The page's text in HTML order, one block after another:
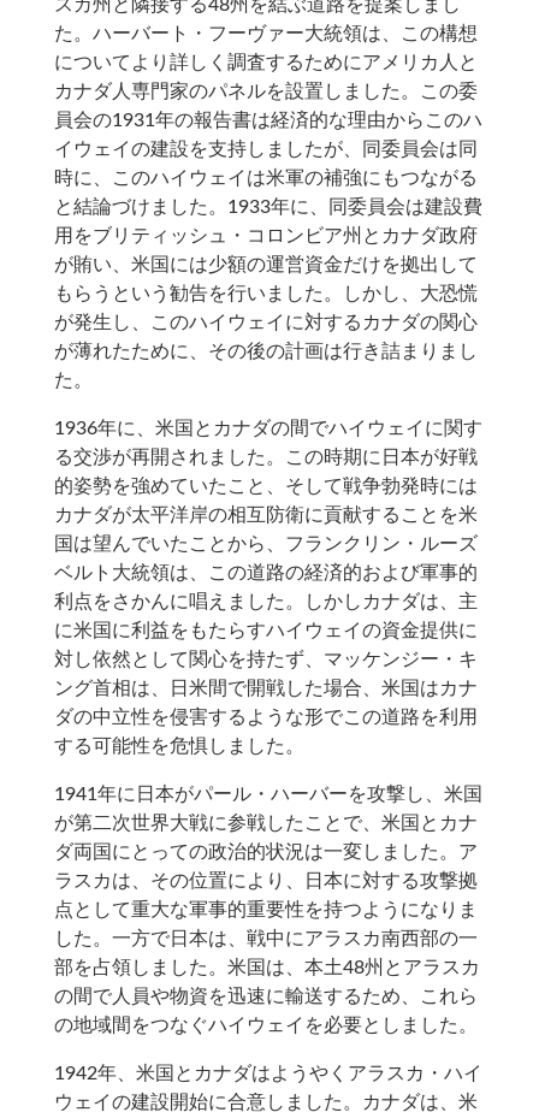
スカ州と隣接する48州を結ぶ道路を提案しまし
た。ハーバート・フーヴァー大統領は、この構想
についてより詳しく調査するためにアメリカ人と
カナダ人専門家のパネルを設置しました。この委
員会の1931年の報告書は経済的な理由からこのハ
イウェイの建設を支持しましたが、同委員会は同
時に、このハイウェイは米軍の補強にもつながる
と結論づけました。1933年に、同委員会は建設費
用をブリティッシュ・コロンビア州とカナダ政府
が賄い、米国には少額の運営資金だけを拠出して
もらうという勧告を行いました。しかし、大恐慌
が発生し、このハイウェイに対するカナダの関心
が薄れたために、その後の計画は行き詰まりまし
た。
1936年に、米国とカナダの間でハイウェイに関す
る交渉が再開されました。この時期に日本が好戦
的姿勢を強めていたこと、そして戦争勃発時には
カナダが太平洋岸の相互防衛に貢献することを米
国は望んでいたことから、フランクリン・ルーズ
ベルト大統領は、この道路の経済的および軍事的
利点をさかんに唱えました。しかしカナダは、主
に米国に利益をもたらすハイウェイの資金提供に
対し依然として関心を持たず、マッケンジー・キ
ング首相は、日米間で開戦した場合、米国はカナ
ダの中立性を侵害するような形でこの道路を利用
する可能性を危惧しました。
1941年に日本がパール・ハーバーを攻撃し、米国
が第二次世界大戦に参戦したことで、米国とカナ
ダ両国にとっての政治的状況は一変しました。ア
ラスカは、その位置により、日本に対する攻撃拠
点として重大な軍事的重要性を持つようになりま
した。一方で日本は、戦中にアラスカ南西部の一
部を占領しました。米国は、本土48州とアラスカ
の間で人員や物資を迅速に輸送するため、これら
の地域間をつなぐハイウェイを必要としました。
1942年、米国とカナダはようやくアラスカ・ハイ
ウェイの建設開始に合意しました。カナダは、米